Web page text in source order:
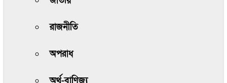
রাজনীতি
অপরাধ